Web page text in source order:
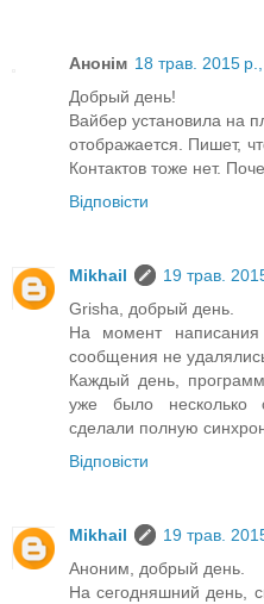
Анонім 18 трав. 2015
Добрый день!
Вайбер установила на
отображается. Пишет,
Контактов тоже нет.
Відповісти
Mikhail
19 трав.
Grisha, добрый день.
На момент
сообщения не
Каждый день,
уже было несколько
сделали полную
Відповісти
Mikhail
19 трав.
Аноним, добрый день.
На сегодняшний день,